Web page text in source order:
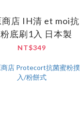
店 IH清 et moi抗
底刷1入 日本製
NT$349